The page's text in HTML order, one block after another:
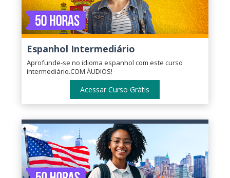
Espanhol Intermediário
Aprofunde-se no idioma espanhol com este curso
intermediário.COM ÁUDIOS!
Acessar Curso Grátis